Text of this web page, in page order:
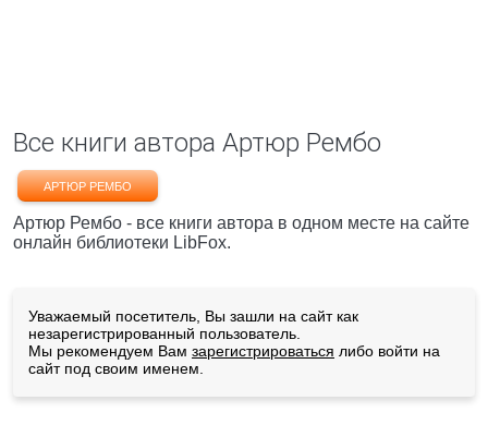
Все книги автора Артюр Рембо
АРТЮР РЕМБО
Артюр Рембо - все книги автора в одном месте на сайте
онлайн библиотеки LibFox.
Уважаемый посетитель, Вы зашли на сайт как
незарегистрированный пользователь.
Мы рекомендуем Вам зарегистрироваться либо войти на
сайт под своим именем.